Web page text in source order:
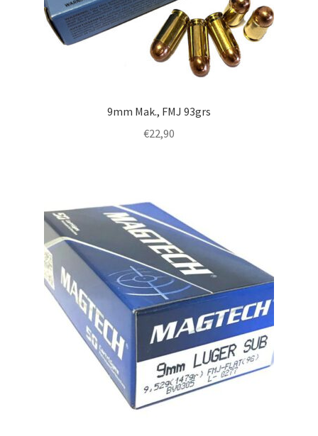
9mm Mak., FMJ 93grs
€22,90